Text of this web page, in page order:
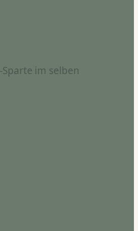
im selben